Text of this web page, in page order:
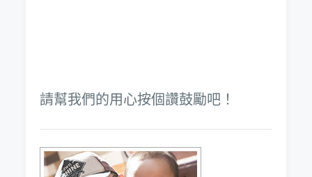
請幫我們的用心按個讚鼓勵吧！